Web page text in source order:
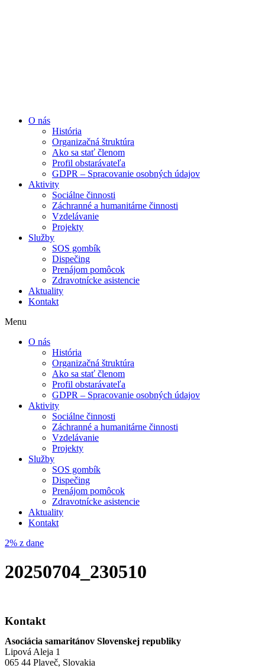
O nás
História
Organizačná štruktúra
Ako sa stať členom
Profil obstarávateľa
GDPR – Spracovanie osobných údajov
Aktivity
Sociálne činnosti
Záchranné a humanitárne činnosti
Vzdelávanie
Projekty
Služby
SOS gombík
Dispečing
Prenájom pomôcok
Zdravotnícke asistencie
Aktuality
Kontakt
Menu
O nás
História
Organizačná štruktúra
Ako sa stať členom
Profil obstarávateľa
GDPR – Spracovanie osobných údajov
Aktivity
Sociálne činnosti
Záchranné a humanitárne činnosti
Vzdelávanie
Projekty
Služby
SOS gombík
Dispečing
Prenájom pomôcok
Zdravotnícke asistencie
Aktuality
Kontakt
2% z dane
20250704_230510
Kontakt
Asociácia samaritánov Slovenskej republiky
Lipová Aleja 1
065 44 Plaveč, Slovakia